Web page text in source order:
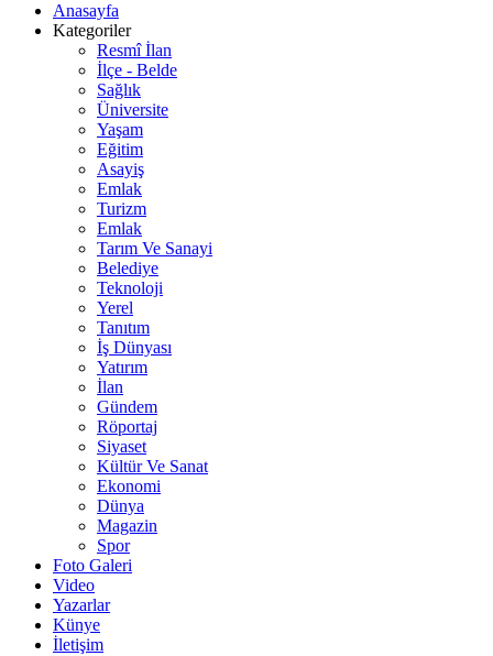
Anasayfa
Kategoriler
Resmî İlan
İlçe - Belde
Sağlık
Üniversite
Yaşam
Eğitim
Asayiş
Emlak
Turizm
Emlak
Tarım Ve Sanayi
Belediye
Teknoloji
Yerel
Tanıtım
İş Dünyası
Yatırım
İlan
Gündem
Röportaj
Siyaset
Kültür Ve Sanat
Ekonomi
Dünya
Magazin
Spor
Foto Galeri
Video
Yazarlar
Künye
İletişim